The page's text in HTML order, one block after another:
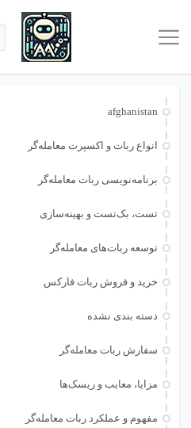
afghanistan
انواع ربات و اکسپرت معامله‌گر
برنامه‌نویسی ربات معامله‌گر
تست، بک‌تست و بهینه‌سازی
توسعه ربات‌های معامله‌گر
خرید و فروش ربات فارکس
دسته بندی نشده
سفارش ربات معامله‌گر
مزایا، معایب و ریسک‌ها
مفهوم و عملکرد ربات معامله‌گر